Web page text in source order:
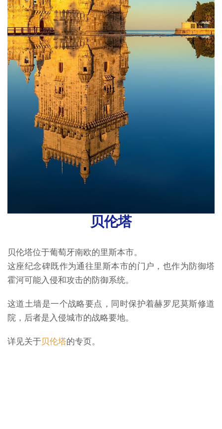
贝伦塔
贝伦塔位于葡萄牙南欧的里斯本市。
这座纪念碑既作为通往里斯本市的门户，也作为防御塔
霍河可能入侵和攻击的防御系统。
这道土墙是一个战略要点，同时保护着赫罗尼莫斯修道
院，后者是入侵城市的战略要地。
详见关于贝伦塔的专页。